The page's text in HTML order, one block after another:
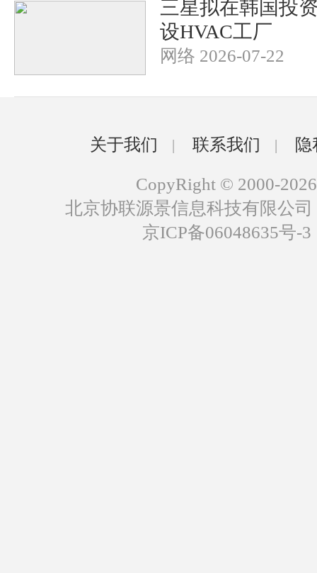
三星拟在韩国投
设HVAC工厂
网络 2026-07-22
关于我们 | 联系我们 |
CopyRight © 2000-2026
北京协联源景信息科技有限公
京ICP备06048635号-3